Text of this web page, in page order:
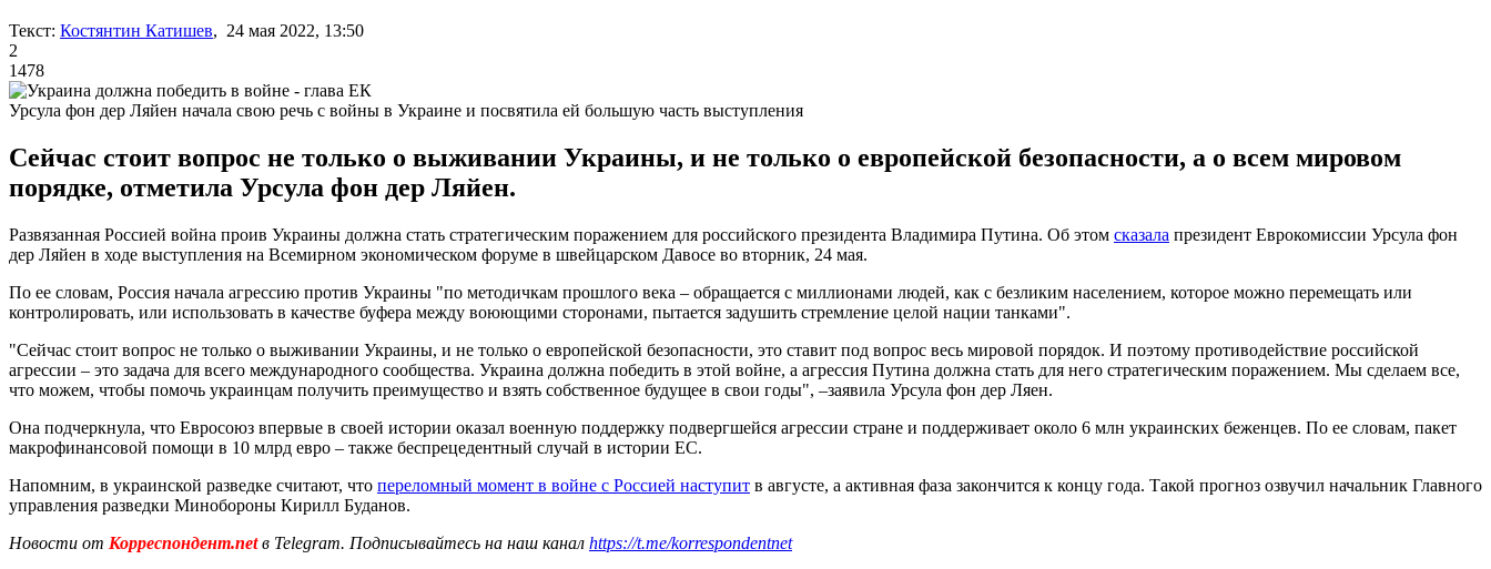
Текст: Костянтин Катишев, 24 мая 2022, 13:50
2
1478
Урсула фон дер Ляйен начала свою речь с войны в Украине и посвятила ей большую часть выступления
Сейчас стоит вопрос не только о выживании Украины, и не только о европейской безопасности, а о всем мировом
порядке, отметила Урсула фон дер Ляйен.
Развязанная Россией война проив Украины должна стать стратегическим поражением для российского президента Владимира Путина. Об этом сказала президент Еврокомиссии Урсула фон
дер Ляйен в ходе выступления на Всемирном экономическом форуме в швейцарском Давосе во вторник, 24 мая.
По ее словам, Россия начала агрессию против Украины "по методичкам прошлого века – обращается с миллионами людей, как с безликим населением, которое можно перемещать или
контролировать, или использовать в качестве буфера между воюющими сторонами, пытается задушить стремление целой нации танками".
"Сейчас стоит вопрос не только о выживании Украины, и не только о европейской безопасности, это ставит под вопрос весь мировой порядок. И поэтому противодействие российской
агрессии – это задача для всего международного сообщества. Украина должна победить в этой войне, а агрессия Путина должна стать для него стратегическим поражением. Мы сделаем все,
что можем, чтобы помочь украинцам получить преимущество и взять собственное будущее в свои годы", –заявила Урсула фон дер Ляен.
Она подчеркнула, что Евросоюз впервые в своей истории оказал военную поддержку подвергшейся агрессии стране и поддерживает около 6 млн украинских беженцев. По ее словам, пакет
макрофинансовой помощи в 10 млрд евро – также беспрецедентный случай в истории ЕС.
Напомним, в украинской разведке считают, что переломный момент в войне с Россией наступит в августе, а активная фаза закончится к концу года. Такой прогноз озвучил начальник Главного
управления разведки Минобороны Кирилл Буданов.
Новости от Корреспондент.netв Telegram. Подписывайтесь на наш канал https://t.me/korrespondentnet